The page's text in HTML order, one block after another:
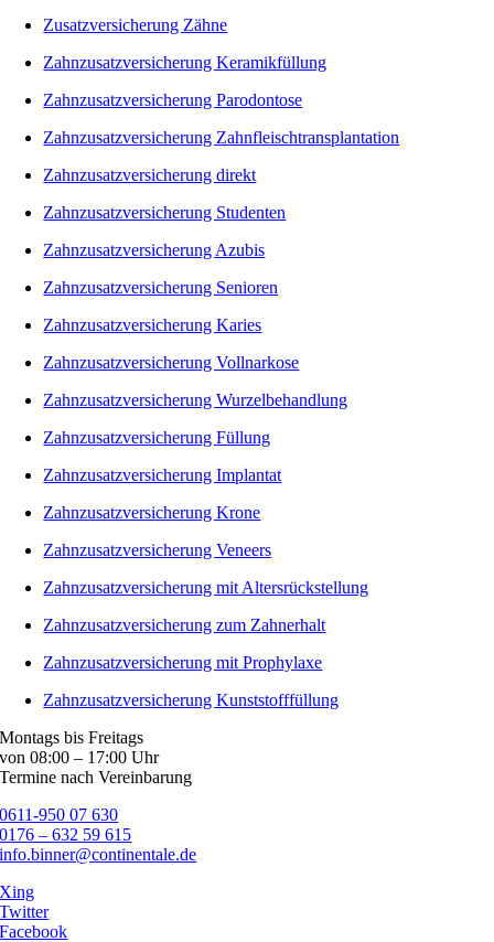
Zusatzversicherung Zähne
Zahnzusatzversicherung Keramikfüllung
Zahnzusatzversicherung Parodontose
Zahnzusatzversicherung Zahnfleischtransplantation
Zahnzusatzversicherung direkt
Zahnzusatzversicherung Studenten
Zahnzusatzversicherung Azubis
Zahnzusatzversicherung Senioren
Zahnzusatzversicherung Karies
Zahnzusatzversicherung Vollnarkose
Zahnzusatzversicherung Wurzelbehandlung
Zahnzusatzversicherung Füllung
Zahnzusatzversicherung Implantat
Zahnzusatzversicherung Krone
Zahnzusatzversicherung Veneers
Zahnzusatzversicherung mit Altersrückstellung
Zahnzusatzversicherung zum Zahnerhalt
Zahnzusatzversicherung mit Prophylaxe
Zahnzusatzversicherung Kunststofffüllung
Montags bis Freitags
von 08:00 – 17:00 Uhr
Termine nach Vereinbarung
0611-950 07 630
0176 – 632 59 615
info.binner@continentale.de
Xing
Twitter
Facebook